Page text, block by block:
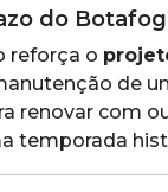
do
reforça o
de
renovar com
temporada